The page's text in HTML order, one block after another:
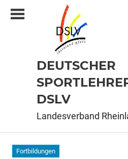
Inhalt
DEUTSCHER
DSLV
Landesverband
Fortbildungen